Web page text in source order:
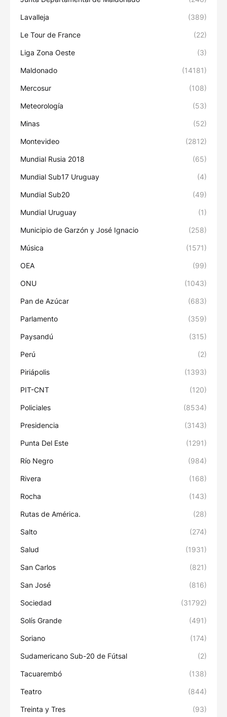
Lavalleja (389)
Le Tour de France (22)
Liga Zona Oeste (3)
Maldonado (14181)
Mercosur (108)
Meteorología (53)
Minas (52)
Montevideo (2812)
Mundial Rusia 2018 (65)
Mundial Sub17 Uruguay (4)
Mundial Sub20 (49)
Mundial Uruguay (1)
Municipio de Garzón y José Ignacio (258)
Música (1571)
OEA (99)
ONU (1043)
Pan de Azúcar (683)
Parlamento (359)
Paysandú (315)
Perú (2)
Piriápolis (1393)
PIT-CNT (120)
Policiales (8534)
Presidencia (3143)
Punta Del Este (1291)
Río Negro (984)
Rivera (168)
Rocha (143)
Rutas de América. (28)
Salto (274)
Salud (1931)
San Carlos (821)
San José (816)
Sociedad (31792)
Solís Grande (491)
Soriano (174)
Sudamericano Sub-20 de Fútsal (2)
Tacuarembó (138)
Teatro (844)
Treinta y Tres (93)